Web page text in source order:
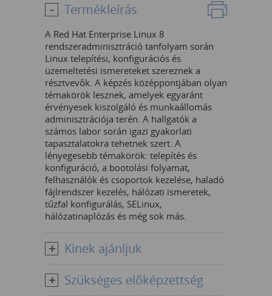
Termékleírás
A Red Hat Enterprise Linux 8
rendszeradminisztráció tanfolyam során
Linux telepítési, konfigurációs és
üzemeltetési ismereteket szereznek a
résztvevők. A képzés középpontjában olyan
témakörök lesznek, amelyek egyaránt
érvényesek kiszolgáló és munkaállomás
adminisztrációja terén. A hallgatók a
számos labor során igazi gyakorlati
tapasztalatokra tehetnek szert. A
lényegesebb témakörök: telepítés és
konfiguráció, a bootolási folyamat,
felhasználók és csoportok kezelése, haladó
fájlrendszer kezelés, hálózati ismeretek,
tűzfal konfigurálás, SELinux,
hálózatinaplózás és még sok más.
Kinek ajánljuk
Szükséges előképzettség